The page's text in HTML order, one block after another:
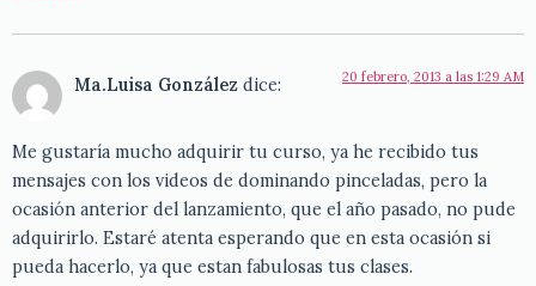
Ma.Luisa González dice: 20 febrero, 2013 a las 1:29 AM
Me gustaría mucho adquirir tu curso, ya he recibido tus
mensajes con los videos de dominando pinceladas, pero la
ocasión anterior del lanzamiento, que el año pasado, no pude
adquirirlo. Estaré atenta esperando que en esta ocasión si
pueda hacerlo, ya que estan fabulosas tus clases.